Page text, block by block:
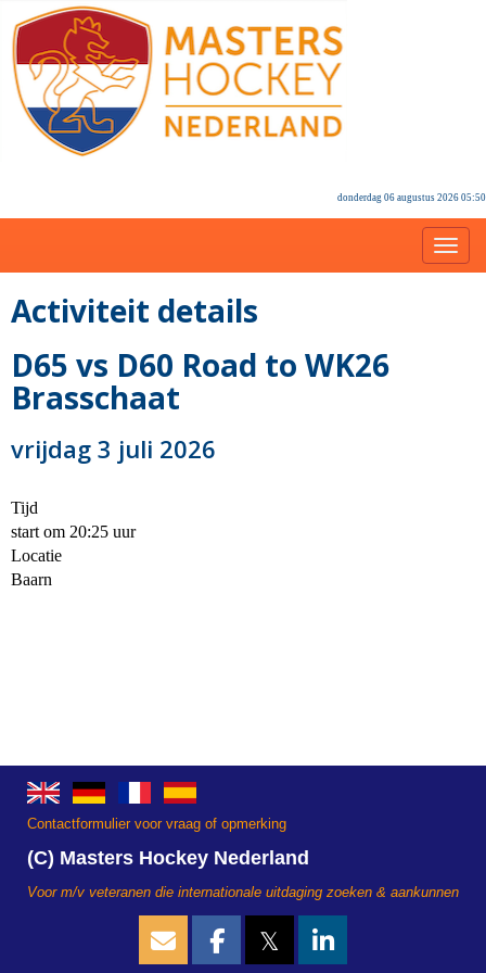
donderdag 06 augustus 2026 05:50
Activiteit details
D65 vs D60 Road to WK26
Brasschaat
vrijdag 3 juli 2026
Tijd
start om 20:25 uur
Locatie
Baarn
Contactformulier voor vraag of opmerking
(C) Masters Hockey Nederland
Voor m/v veteranen die internationale uitdaging zoeken & aankunnen
𝕏